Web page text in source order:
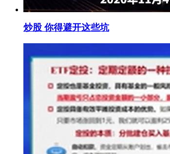
炒股 你得避开这些坑